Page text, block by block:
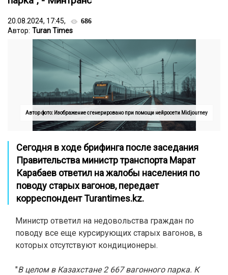
20.08.2024, 17:45, 686
Автор: Turan Times
Автор фото: Изображение сгенерировано при помощи нейросети Midjourney
Сегодня в ходе брифинга после заседания
Правительства министр транспорта Марат
Карабаев ответил на жалобы населения по
поводу старых вагонов, передает
корреспондент Turantimes.kz.
Министр ответил на недовольства граждан по
поводу все еще курсирующих старых вагонов, в
которых отсутствуют кондиционеры.
"В целом в Казахстане 2 667 вагонного парка. К